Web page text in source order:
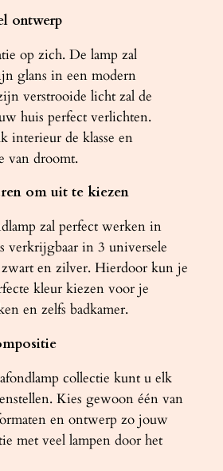
ontwerp
op zich. De lamp zal
glans in een modern
verstrooide licht zal de
huis perfect verlichten.
interieur de klasse en
van droomt.
om uit te kiezen
zal perfect werken in
verkrijgbaar in 3 universele
en zilver. Hierdoor kun je
kleur kiezen voor je
en zelfs badkamer.
collectie kunt u elk
Kies gewoon één van
en ontwerp zo jouw
met veel lampen door het